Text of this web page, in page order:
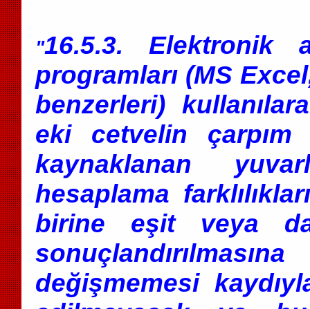
"16.5.3. Elektronik
programları (MS
benzerleri)
eki cetvelin çarpım
kaynaklanan
hesaplama
birine eşit veya
değişmemesi